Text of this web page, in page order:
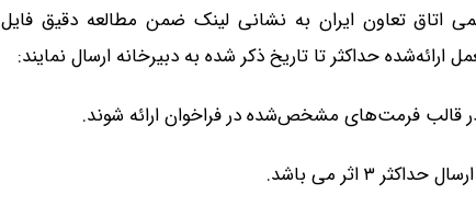
اتاق تعاون ایران به نشانی لینک ضمن مطالعه دقیق فایل
حداکثر تا تاریخ ذکر شده به دبیرخانه ارسال نمایند:
در قالب فرمت‌های مشخص‌شده در فراخوان ارائه شوند.
۳ اثر می باشد.